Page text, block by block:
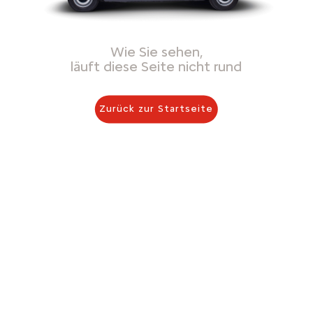
Wie Sie sehen,
läuft diese Seite nicht rund
Zurück zur Startseite